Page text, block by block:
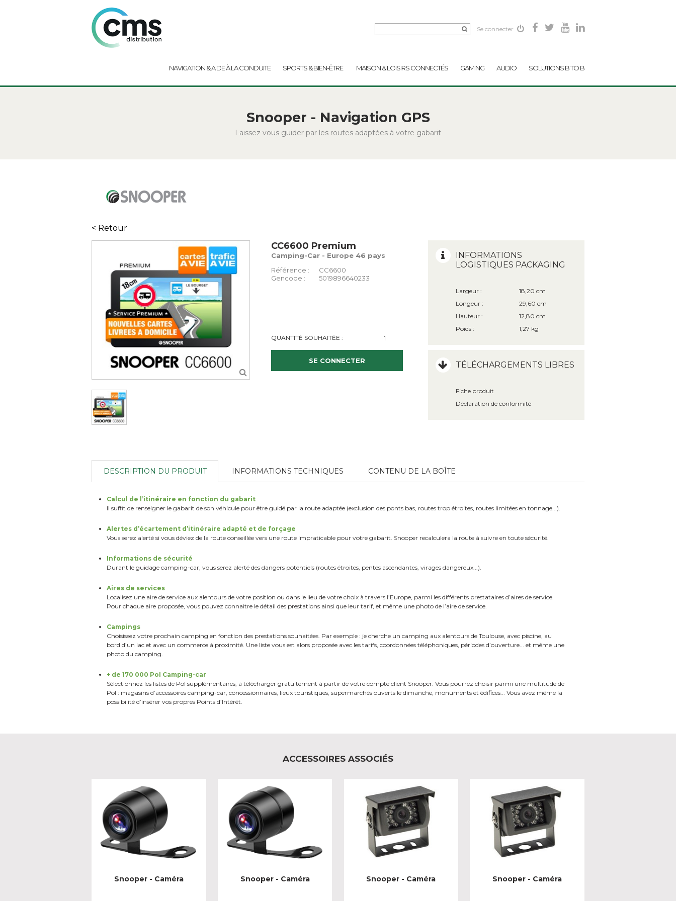
Se connecter
NAVIGATION & AIDE À LA CONDUITE SPORTS & BIEN-ÊTRE MAISON & LOISIRS CONNECTÉS GAMING AUDIO SOLUTIONS B TO B
Snooper - Navigation GPS
Laissez vous guider par les routes adaptées à votre gabarit
< Retour
CC6600 Premium
Camping-Car - Europe 46 pays
Référence :
CC6600
Gencode :
5019896640233
QUANTITÉ SOUHAITÉE :
SE CONNECTER
INFORMATIONS
LOGISTIQUES PACKAGING
Largeur :
18,20 cm
Longeur :
29,60 cm
Hauteur :
12,80 cm
Poids :
1,27 kg
TÉLÉCHARGEMENTS LIBRES
Fiche produit
Déclaration de conformité
DESCRIPTION DU PRODUIT
Calcul de l’itinéraire en fonction du gabarit
Il suffit de renseigner le gabarit de son véhicule pour être guidé par la route adaptée (exclusion des ponts bas, routes trop étroites, routes limitées en tonnage...).
Alertes d’écartement d’itinéraire adapté et de forçage
Vous serez alerté si vous déviez de la route conseillée vers une route impraticable pour votre gabarit. Snooper recalculera la route à suivre en toute sécurité.
Informations de sécurité
Durant le guidage camping-car, vous serez alerté des dangers potentiels (routes étroites, pentes ascendantes, virages dangereux...).
Aires de services
Localisez une aire de service aux alentours de votre position ou dans le lieu de votre choix à travers l’Europe, parmi les différents prestataires d’aires de service.
Pour chaque aire proposée, vous pouvez connaitre le détail des prestations ainsi que leur tarif, et même une photo de l’aire de service.
Campings
Choisissez votre prochain camping en fonction des prestations souhaitées. Par exemple : je cherche un camping aux alentours de Toulouse, avec piscine, au
bord d’un lac et avec un commerce à proximité. Une liste vous est alors proposée avec les tarifs, coordonnées téléphoniques, périodes d’ouverture... et même une
photo du camping.
+ de 170 000 PoI Camping-car
Sélectionnez les listes de PoI supplémentaires, à télécharger gratuitement à partir de votre compte client Snooper. Vous pourrez choisir parmi une multitude de
PoI : magasins d’accessoires camping-car, concessionnaires, lieux touristiques, supermarchés ouverts le dimanche, monuments et édifices... Vous avez même la
possibilité d’insérer vos propres Points d’Intérêt.
INFORMATIONS TECHNIQUES CONTENU DE LA BOÎTE
ACCESSOIRES ASSOCIÉS
Snooper - Caméra Snooper - Caméra Snooper - Caméra Snooper - Caméra